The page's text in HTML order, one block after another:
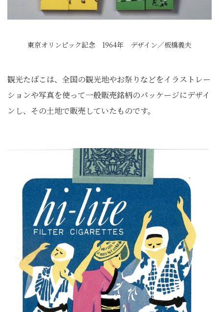
東京オリンピック記念 1964年 デザイン／板橋義夫
観光たばこは、全国の観光地やお祭りなどをイラストレー
ションや写真を使って一般販売銘柄のパッケージにデザイ
ンし、その土地で販売していたものです。